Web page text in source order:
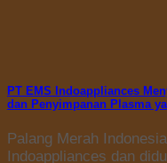
PT EMS Indoappliances
dan Penyimpanan Plasma
Palang Merah
Indoappliances dan